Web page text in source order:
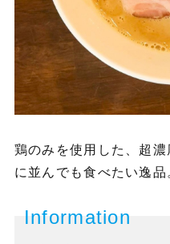
鶏のみを使用した、超
に並んでも食べたい逸品
Information